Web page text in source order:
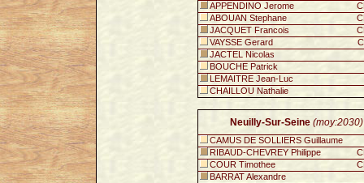
APPENDINO Jerome
ABOUAN Stephane
JACQUET Francois
VAYSSE Gerard
JACTEL Nicolas
BOUCHE Patrick
LEMAITRE Jean-Luc
CHAILLOU Nathalie
Neuilly-Sur-Seine (moy:2030)
CAMUS DE SOLLIERS Guillaume
RIBAUD-CHEVREY Philippe
COUR Timothee
BARRAT Alexandre